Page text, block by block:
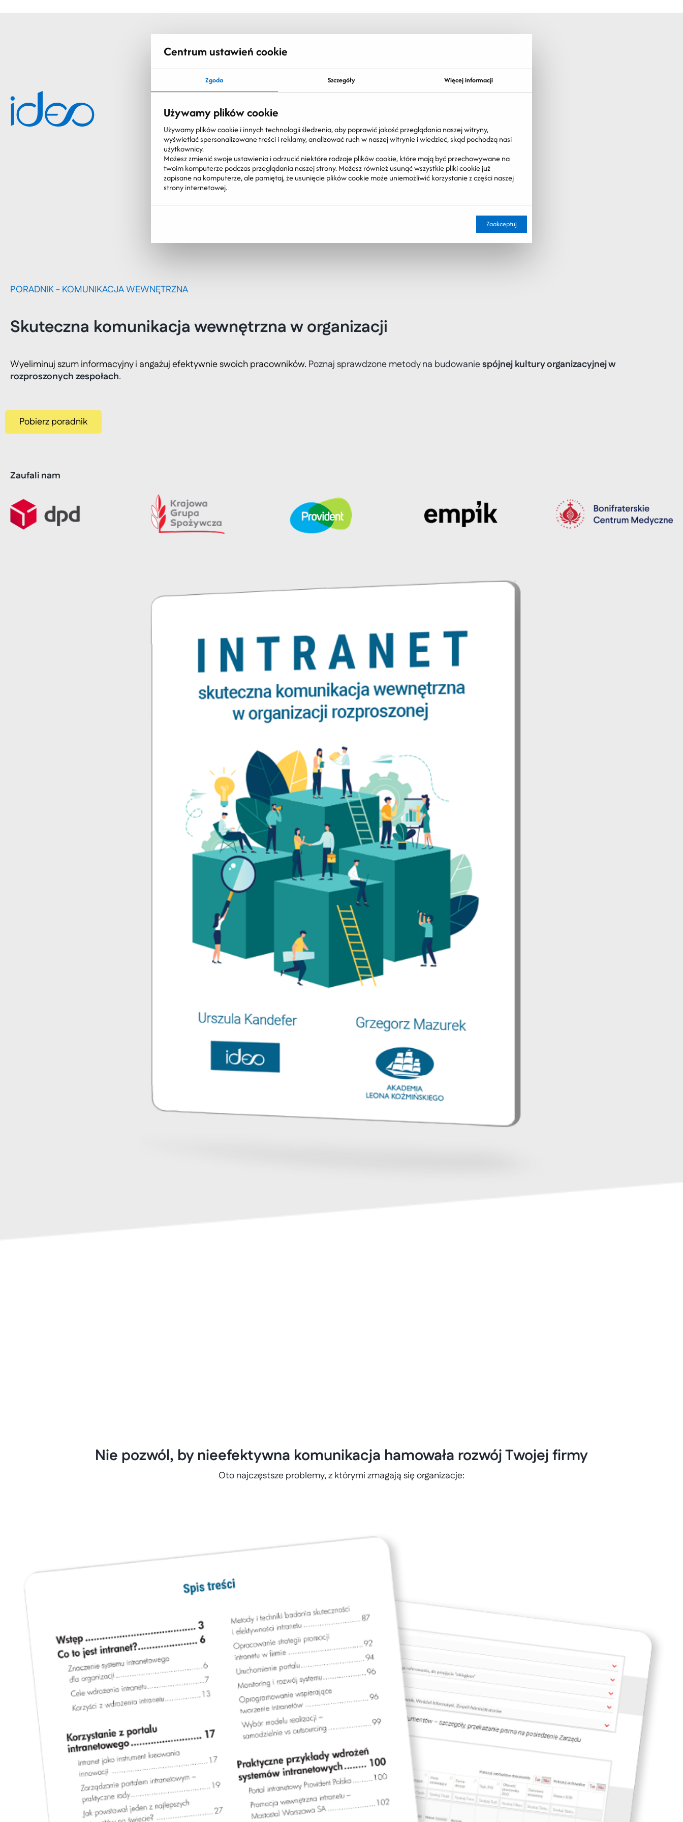
Centrum ustawień cookie
Zgoda Szczegóły Więcej informacji
Używamy plików cookie
Używamy plików cookie i innych technologii śledzenia, aby poprawić jakość przeglądania naszej witryny,
wyświetlać spersonalizowane treści i reklamy, analizować ruch w naszej witrynie i wiedzieć, skąd pochodzą nasi
użytkownicy.
Możesz zmienić swoje ustawienia i odrzucić niektóre rodzaje plików cookie, które mają być przechowywane na
twoim komputerze podczas przeglądania naszej strony. Możesz również usunąć wszystkie pliki cookie już
zapisane na komputerze, ale pamiętaj, że usunięcie plików cookie może uniemożliwić korzystanie z części naszej
strony internetowej.
Zaakceptuj
PORADNIK - KOMUNIKACJA WEWNĘTRZNA
Skuteczna komunikacja wewnętrzna w organizacji
Wyeliminuj szum informacyjny i angażuj efektywnie swoich pracowników. Poznaj sprawdzone metody na budowanie spójnej kultury organizacyjnej w
rozproszonych zespołach.
Pobierz poradnik
Zaufali nam
Nie pozwól, by nieefektywna komunikacja hamowała rozwój Twojej firmy
Oto najczęstsze problemy, z którymi zmagają się organizacje: